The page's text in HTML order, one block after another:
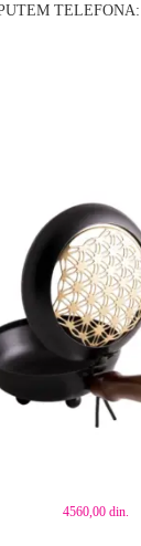
TELEFONA:
4560,00din.